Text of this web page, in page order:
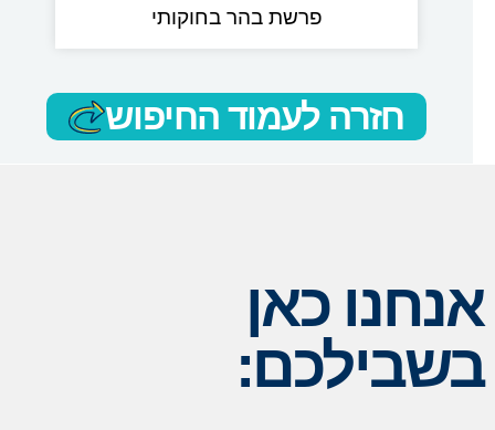
פרשת בהר בחוקותי
חזרה לעמוד החיפוש
אנחנו כאן
בשבילכם: